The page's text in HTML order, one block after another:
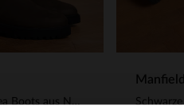
Dunkelgrüne Chelsea Boots aus Nubukleder
Manfield